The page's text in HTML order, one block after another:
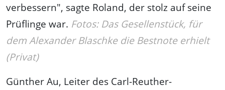
verbessern", sagte Roland, der stolz auf seine
Prüflinge war. Fotos: Das Gesellenstück, für
dem Alexander Blaschke die Bestnote erhielt
(Privat)
Günther Au, Leiter des Carl-Reuther-